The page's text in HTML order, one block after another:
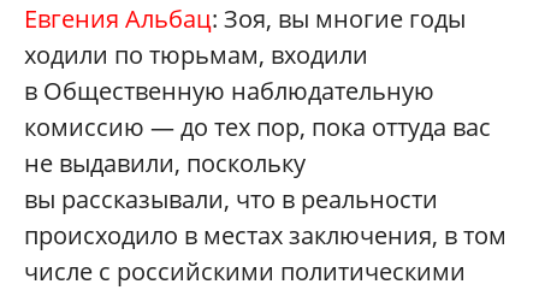
Евгения Альбац: Зоя, вы многие годы
ходили по тюрьмам, входили
в Общественную наблюдательную
комиссию — до тех пор, пока оттуда вас
не выдавили, поскольку
вы рассказывали, что в реальности
происходило в местах заключения, в том
числе с российскими политическими